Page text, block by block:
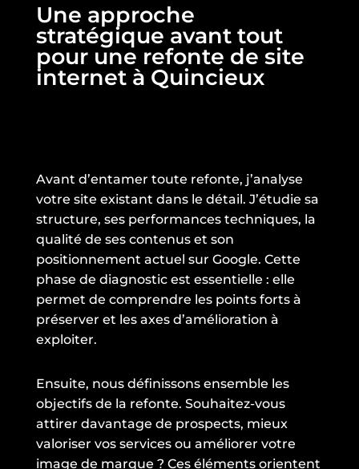
Une approche
stratégique avant tout
pour une refonte de site
internet à Quincieux
Avant d’entamer toute refonte, j’analyse
votre site existant dans le détail. J’étudie sa
structure, ses performances techniques, la
qualité de ses contenus et son
positionnement actuel sur Google. Cette
phase de diagnostic est essentielle : elle
permet de comprendre les points forts à
préserver et les axes d’amélioration à
exploiter.
Ensuite, nous définissons ensemble les
objectifs de la refonte. Souhaitez-vous
attirer davantage de prospects, mieux
valoriser vos services ou améliorer votre
image de marque ? Ces éléments orientent